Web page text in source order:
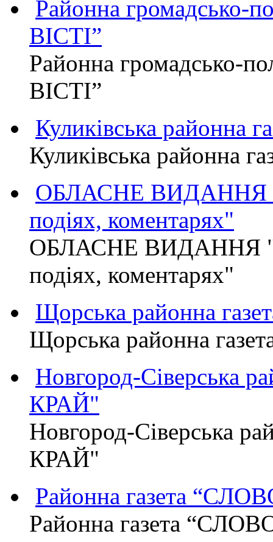
Районна громадсько-
ВІСТІ”
Районна громадсько-
ВІСТІ”
Куликівська районна
Куликівська районна
ОБЛАСНЕ ВИДАННЯ
подіях, коментарях"
ОБЛАСНЕ ВИДАННЯ
подіях, коментарях"
Щорська районна
Щорська районна
Новгород-Сіверська
КРАЙ"
Новгород-Сіверська
КРАЙ"
Районна газета
Районна газета